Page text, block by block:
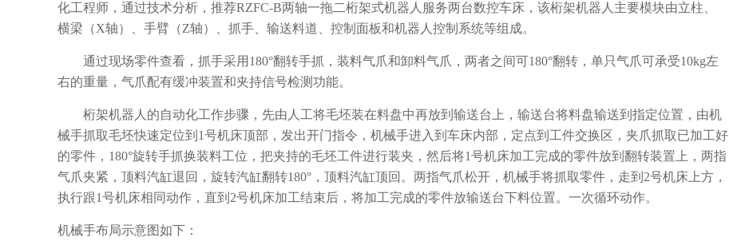
化工程师，通过技术分析，推荐RZFC-B两轴一拖二桁架式机器人服务两台数控车床，该桁架机器人主要模块由立柱、
横梁（X轴）、手臂（Z轴）、抓手、输送料道、控制面板和机器人控制系统等组成。
通过现场零件查看，抓手采用180°翻转手抓，装料气爪和卸料气爪，两者之间可180°翻转，单只气爪可承受10kg左
右的重量，气爪配有缓冲装置和夹持信号检测功能。
桁架机器人的自动化工作步骤，先由人工将毛坯装在料盘中再放到输送台上，输送台将料盘输送到指定位置，由机
械手抓取毛坯快速定位到1号机床顶部，发出开门指令，机械手进入到车床内部，定点到工件交换区，夹爪抓取已加工好
的零件，180°旋转手抓换装料工位，把夹持的毛坯工件进行装夹，然后将1号机床加工完成的零件放到翻转装置上，两指
气爪夹紧，顶料汽缸退回，旋转汽缸翻转180°，顶料汽缸顶回。两指气爪松开，机械手将抓取零件，走到2号机床上方，
执行跟1号机床相同动作，直到2号机床加工结束后，将加工完成的零件放输送台下料位置。一次循环动作。
机械手布局示意图如下：